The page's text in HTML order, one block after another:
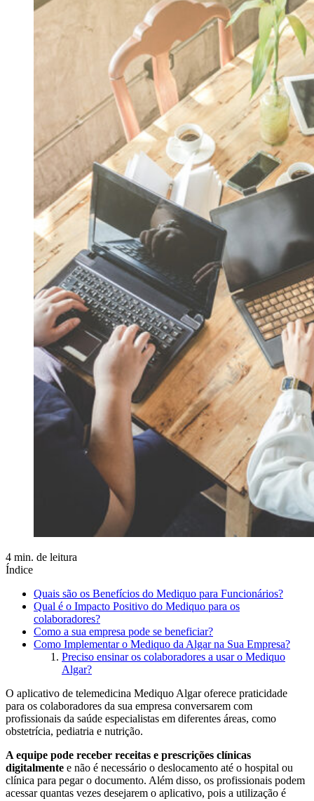
4 min. de leitura
Índice
Quais são os Benefícios do Mediquo para Funcionários?
Qual é o Impacto Positivo do Mediquo para os
colaboradores?
Como a sua empresa pode se beneficiar?
Como Implementar o Mediquo da Algar na Sua Empresa?
Preciso ensinar os colaboradores a usar o Mediquo
Algar?
O aplicativo de telemedicina Mediquo Algar oferece praticidade
para os colaboradores da sua empresa conversarem com
profissionais da saúde especialistas em diferentes áreas, como
obstetrícia, pediatria e nutrição.
A equipe pode receber receitas e prescrições clínicas
digitalmente e não é necessário o deslocamento até o hospital ou
clínica para pegar o documento. Além disso, os profissionais podem
acessar quantas vezes desejarem o aplicativo, pois a utilização é